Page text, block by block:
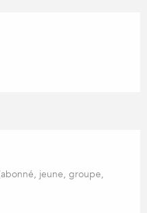
jeune, groupe,